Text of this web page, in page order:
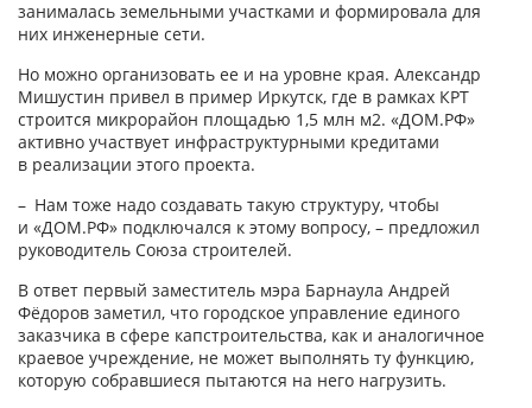
занималась земельными участками и формировала для
них инженерные сети.
Но можно организовать ее и на уровне края. Александр
Мишустин привел в пример Иркутск, где в рамках КРТ
строится микрорайон площадью 1,5 млн м2. «ДОМ.РФ»
активно участвует инфраструктурными кредитами
в реализации этого проекта.
– Нам тоже надо создавать такую структуру, чтобы
и «ДОМ.РФ» подключался к этому вопросу, – предложил
руководитель Союза строителей.
В ответ первый заместитель мэра Барнаула Андрей
Фёдоров заметил, что городское управление единого
заказчика в сфере капстроительства, как и аналогичное
краевое учреждение, не может выполнять ту функцию,
которую собравшиеся пытаются на него нагрузить.